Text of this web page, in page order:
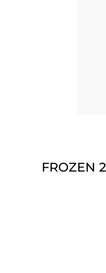
FROZEN